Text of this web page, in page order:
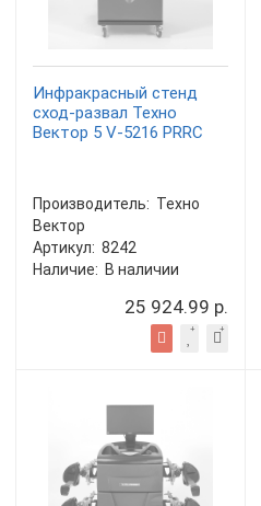
Инфракрасный стенд
сход-развал Техно
Вектор 5 V-5216 PRRC
Производитель: Техно
Вектор
Артикул: 8242
Наличие: В наличии
25 924.99 р.